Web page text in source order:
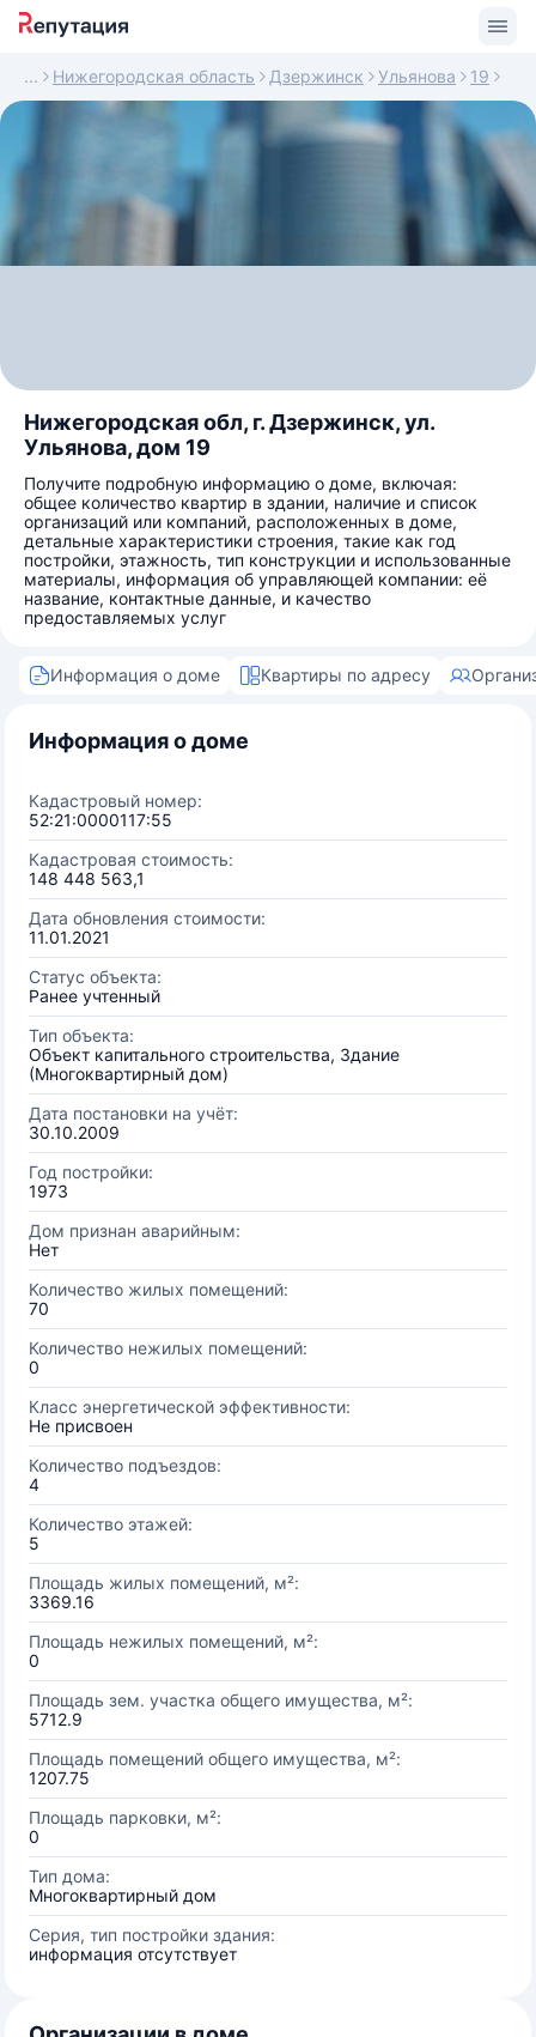
Нижегородская область Дзержинск Ульянова 19
Нижегородская обл, г. Дзержинск, ул.
Ульянова, дом 19
Получите подробную информацию о доме, включая:
общее количество квартир в здании, наличие и список
организаций или компаний, расположенных в доме,
детальные характеристики строения, такие как год
постройки, этажность, тип конструкции и использованные
материалы, информация об управляющей компании: её
название, контактные данные, и качество
предоставляемых услуг
Информация о доме Квартиры по адресу
Информация о доме
Кадастровый номер:
52:21:0000117:55
Кадастровая стоимость:
148 448 563,1
Дата обновления стоимости:
11.01.2021
Статус объекта:
Ранее учтенный
Тип объекта:
Объект капитального строительства, Здание
(Многоквартирный дом)
Дата постановки на учёт:
30.10.2009
Год постройки:
1973
Дом признан аварийным:
Нет
Количество жилых помещений:
70
Количество нежилых помещений:
0
Класс энергетической эффективности:
Не присвоен
Количество подъездов:
4
Количество этажей:
5
Площадь жилых помещений, м²:
3369.16
Площадь нежилых помещений, м²:
0
Площадь зем. участка общего имущества, м²:
5712.9
Площадь помещений общего имущества, м²:
1207.75
Площадь парковки, м²:
0
Тип дома:
Многоквартирный дом
Серия, тип постройки здания:
информация отсутствует